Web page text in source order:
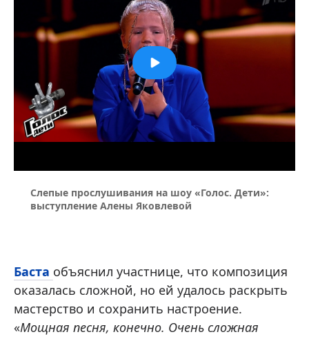
Слепые прослушивания на шоу «Голос. Дети»:
выступление Алены Яковлевой
Баста объяснил участнице, что композиция
оказалась сложной, но ей удалось раскрыть
мастерство и сохранить настроение.
«Мощная песня, конечно. Очень сложная